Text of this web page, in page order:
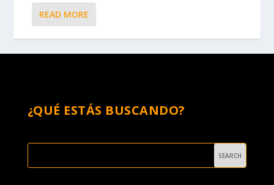
READ MORE
¿QUÉ ESTÁS BUSCANDO?